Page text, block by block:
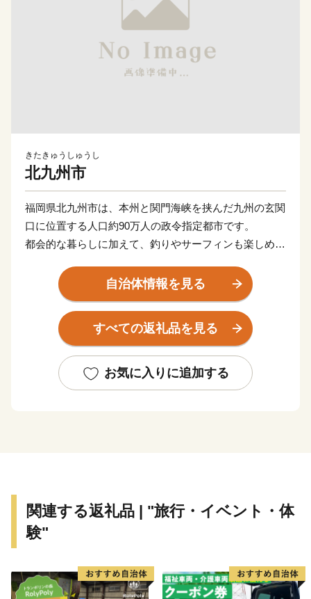
きたきゅうしゅうし
北九州市
福岡県北九州市は、本州と関門海峡を挟んだ九州の玄関
口に位置する人口約90万人の政令指定都市です。
都会的な暮らしに加えて、釣りやサーフィンも楽しめる
まれた、地方暮らしの両方を楽しめる都市です。
関門海峡ふぐ刺身・シャボン玉石けん・肉うどん・辛子
明太子など本市ならではの返礼品に加え、黒毛和牛・ウ
ナギ・カニなど全国的に人気の返礼品も豊富に揃えてい
ふるさと納税を通じて、ぜひ北九州市の魅力をご体感く
ださい！
自治体情報を見る
すべての返礼品を見る
お気に入りに追加する
関連する返礼品 | "旅行・イベント・体
験"